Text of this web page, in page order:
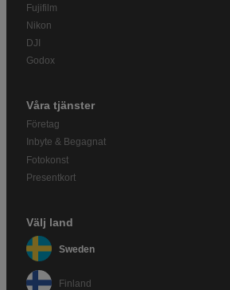
Fujifilm
Nikon
DJI
Godox
Våra tjänster
Företag
Inbyte & Begagnat
Fotokonst
Presentkort
Välj land
Sweden
Finland